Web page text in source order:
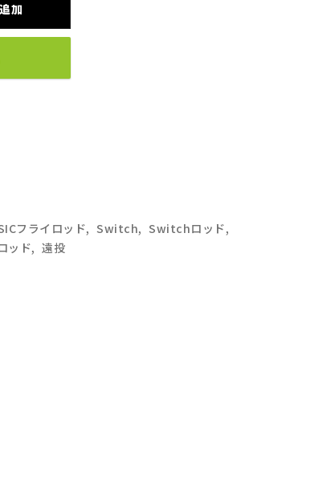
加
フライロッド, Switch, Switchロッド,
ッド, 遠投